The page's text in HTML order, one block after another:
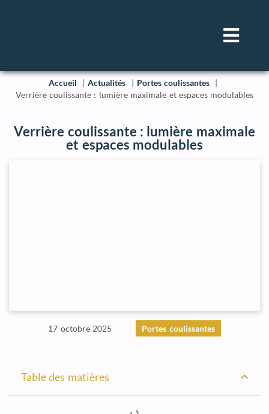
Accueil Actualités
Portes coulissantes
Verrière coulissante : lumière maximale et espaces modulables
Verrière coulissante : lumière maximale
et espaces modulables
17 octobre 2025 Portes coulissantes
Table des matières